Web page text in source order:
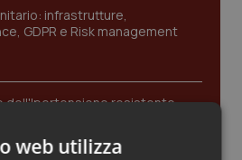
infrastrutture,
GDPR e Risk management
dell'Ipertensione resistente:
web utilizza